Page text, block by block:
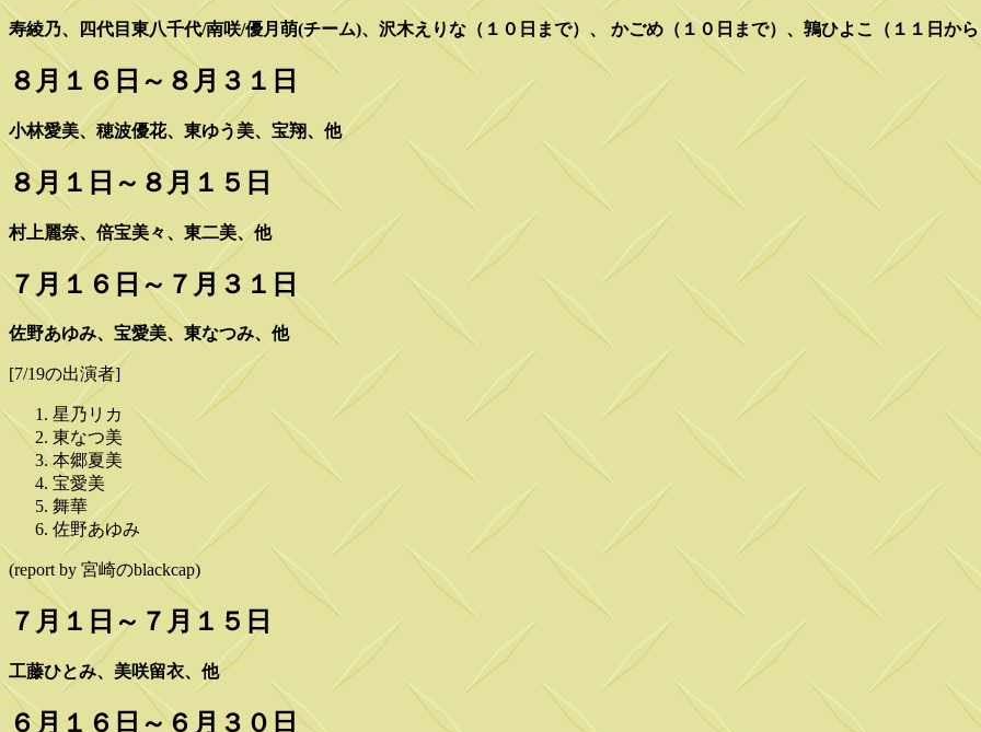
寿綾乃、四代目東八千代/南咲/優月萌(チーム)、沢木えりな（１０日まで）、 かごめ（１０日まで）、鶉ひよこ（１１日か
８月１６日～８月３１日
小林愛美、穂波優花、東ゆう美、宝翔、他
８月１日～８月１５日
村上麗奈、倍宝美々、東二美、他
７月１６日～７月３１日
佐野あゆみ、宝愛美、東なつみ、他
[7/19の出演者]
星乃リカ
東なつ美
本郷夏美
宝愛美
舞華
佐野あゆみ
(report by 宮崎のblackcap)
７月１日～７月１５日
工藤ひとみ、美咲留衣、他
６月１６日～６月３０日